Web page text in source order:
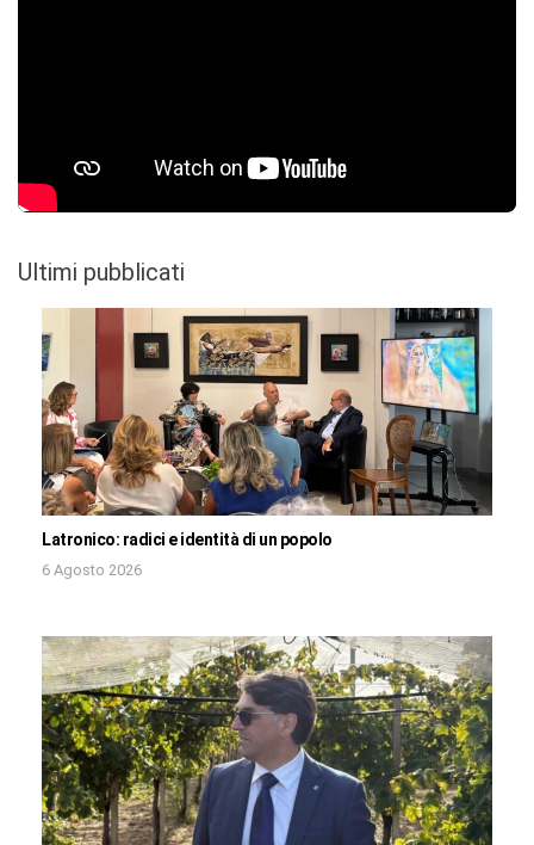
Ultimi pubblicati
Latronico: radici e identità di un popolo
6 Agosto 2026